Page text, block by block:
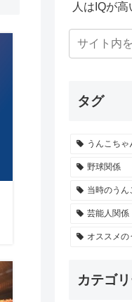
人はIQが
タグ
うんこち
野球関係
当時のうん
芸能人関係
オススメの
カテゴ